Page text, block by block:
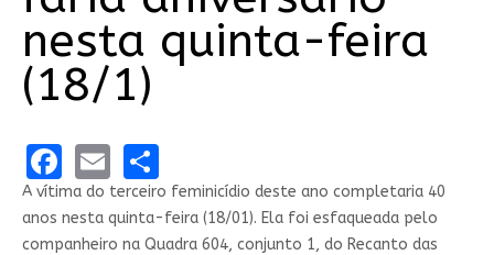
nesta quinta-feira
(18/1)
Facebook
EmailShare
A vítima do terceiro feminicídio deste ano completaria 40
anos nesta quinta-feira (18/01). Ela foi esfaqueada pelo
companheiro na Quadra 604, conjunto 1, do Recanto das